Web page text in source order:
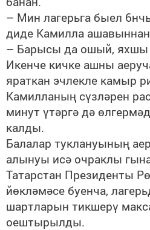
– Мин лагерьга быел
диде Камилла
– Барысы да ошый, яхшы
Икенче кичке ашны
яраткан эчлекле камыр
Камилланың сүзләрен
минут үтәргә дә
калды.
Балалар туклануының
алынуы исә очраклы
Татарстан Президенты
йөкләмәсе буенча,
шартларын тикшерү
оештырылды.